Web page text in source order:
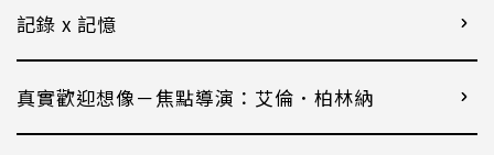
記錄 x 記憶
真實歡迎想像－焦點導演：艾倫．柏林納